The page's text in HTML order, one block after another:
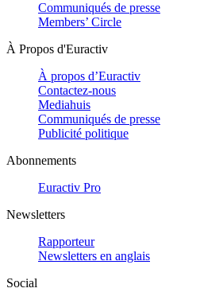
Communiqués de presse
Members’ Circle
À Propos d'Euractiv
À propos d’Euractiv
Contactez-nous
Mediahuis
Communiqués de presse
Publicité politique
Abonnements
Euractiv Pro
Newsletters
Rapporteur
Newsletters en anglais
Social